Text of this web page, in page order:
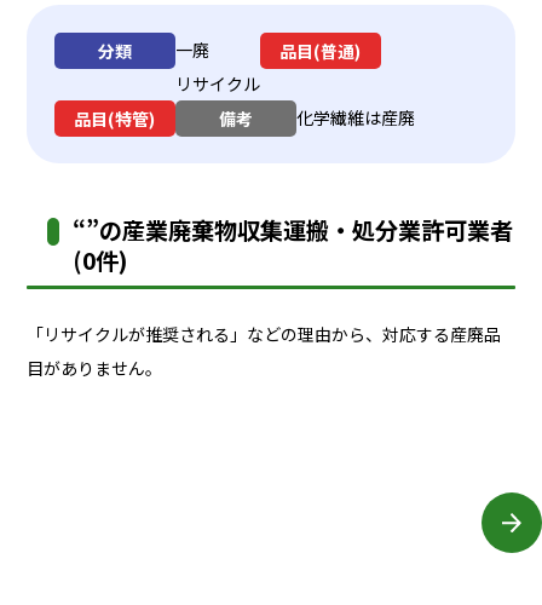
分類
一廃
リサイクル
品目(普通)
品目(特管) 備考 化学繊維は産廃
“”の産業廃棄物収集運搬・処分業許可業者
(0件)
「リサイクルが推奨される」などの理由から、対応する産廃品
目がありません。